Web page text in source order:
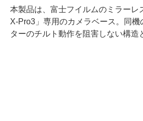
本製品は、富士フイルムのミラーレ
X-Pro3」専用のカメラベース。同機
ターのチルト動作を阻害しない構造